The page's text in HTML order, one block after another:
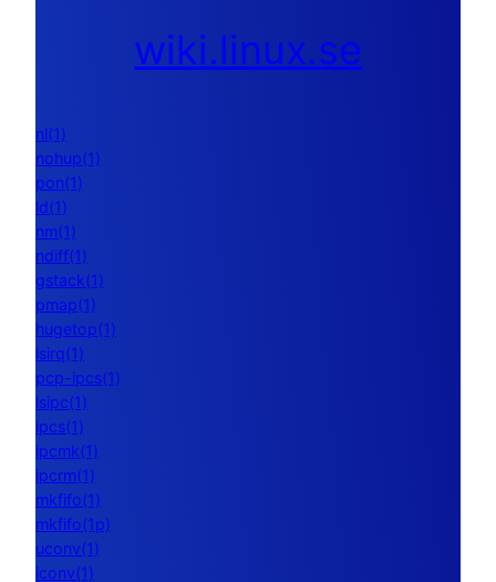
wiki.linux.se
nl(1)
nohup(1)
pon(1)
ld(1)
nm(1)
ndiff(1)
gstack(1)
pmap(1)
hugetop(1)
lsirq(1)
pcp-ipcs(1)
lsipc(1)
ipcs(1)
ipcmk(1)
ipcrm(1)
mkfifo(1)
mkfifo(1p)
uconv(1)
iconv(1)